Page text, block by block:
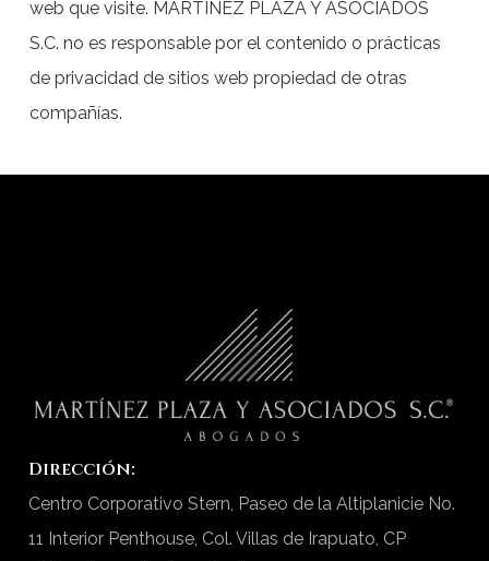
web que visite. MARTÍNEZ PLAZA Y ASOCIADOS
S.C. no es responsable por el contenido o prácticas
de privacidad de sitios web propiedad de otras
compañías.
Dirección:
Centro Corporativo Stern, Paseo de la Altiplanicie No.
11 Interior Penthouse, Col. Villas de Irapuato, CP